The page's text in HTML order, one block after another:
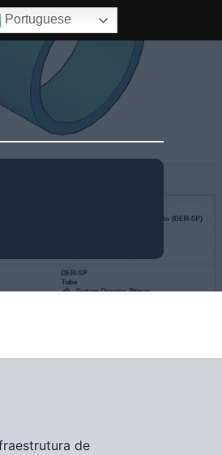
Portuguese
de